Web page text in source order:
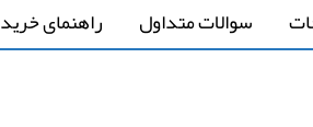
کشیدگی در عرض سوالات متداول راهنمای خرید